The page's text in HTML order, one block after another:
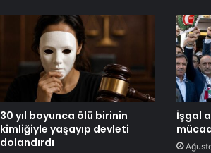
30 yıl boyunca ölü birinin
kimliğiyle yaşayıp devleti
dolandırdı
İşgal